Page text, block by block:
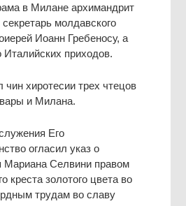
в Милане архимандрит
молдавского
Иоанн Гребеносу, а
Италийских приходов.
хиротесии трех чтецов
и Милана.
Его
огласил указ о
Мариана Селвини правом
креста золотого цвета во
трудам во славу